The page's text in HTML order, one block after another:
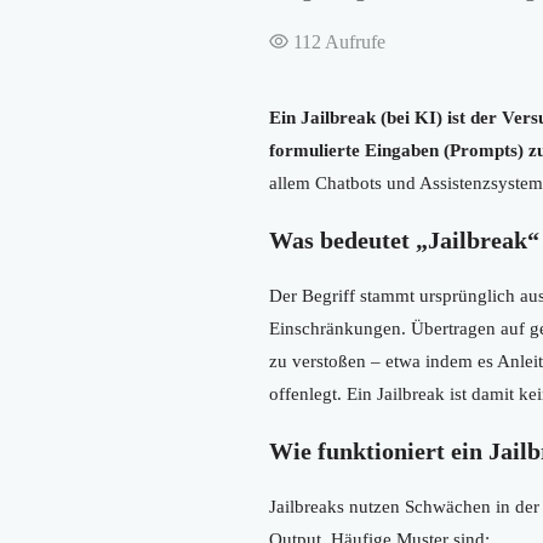
112 Aufrufe
Ein Jailbreak (bei KI) ist der
formulierte Eingaben (Prompts)
allem Chatbots und
Was bedeutet
Der Begriff stammt ursprünglich
Einschränkungen. Übertragen auf
zu verstoßen – etwa indem es
offenlegt. Ein Jailbreak ist damit
Wie funktioniert ein
Jailbreaks nutzen Schwächen in